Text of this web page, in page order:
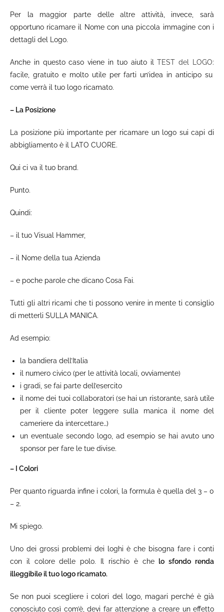
Per la maggior parte delle altre attività, invece, sarà
opportuno ricamare il Nome con una piccola immagine con i
dettagli del Logo.
Anche in questo caso viene in tuo aiuto ilTEST del LOGO:
facile, gratuito e molto utile per farti un’idea in anticipo su
come verrà il tuo logo ricamato.
– La Posizione
La posizione più importante per ricamare un logo sui capi di
abbigliamento è il LATO CUORE.
Qui ci va il tuo brand.
Punto.
Quindi:
– il tuo Visual Hammer,
– il Nome della tua Azienda
– e poche parole che dicano Cosa Fai.
Tutti gli altri ricami che ti possono venire in mente ti consiglio
di metterli SULLA MANICA.
Ad esempio:
la bandiera dell’Italia
il numero civico (per le attività locali, ovviamente)
i gradi, se fai parte dell’esercito
il nome dei tuoi collaboratori (se hai un ristorante, sarà utile
per il cliente poter leggere sulla manica il nome del
cameriere da intercettare…)
un eventuale secondo logo, ad esempio se hai avuto uno
sponsor per fare le tue divise.
– I Colori
Per quanto riguarda infine i colori, la formula è quella del 3 – 0
– 2.
Mi spiego.
Uno dei grossi problemi dei loghi è che bisogna fare i conti
con il colore delle polo. Il rischio è che
lo sfondo renda
illeggibile il tuo logo ricamato.
Se non puoi scegliere i colori del logo, magari perché è già
conosciuto così com’è, devi far attenzione a creare un effetto